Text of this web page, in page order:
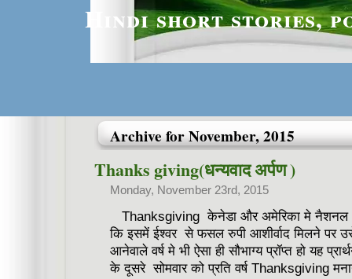
Hindi short stories,
Archive for November, 2015
Thanks giving(धन्यवाद अर्पण )
Monday, November 23rd, 2015
Thanksgiving केनेडा और अमेरिका मे नैशनल
कि इसमें ईश्वर से फसल रुपी आशीर्वाद मिलने पर
आनेवाले वर्ष मे भी ऐसा ही सौभाग्य प्रॉप्त हो यह
के दूसरे सोमवार को प्रति वर्ष Thanksgiving